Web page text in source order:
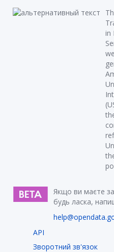
in
Якщо ви маєте
будь ласка,
API
Зворотний зв'язок